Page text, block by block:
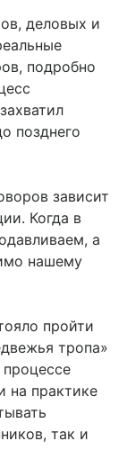
деловых и
подробно
позднего
зависит
Когда в
а
нашему
пройти
тропа»
на практике
так и